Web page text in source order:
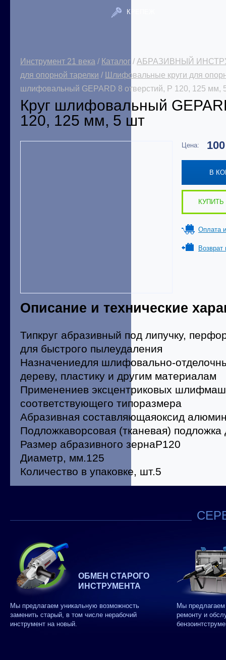
КРЕПЕЖ
Инструмент 21 века / Каталог / АБРАЗИВНЫЙ
для опорной тарелки / Шлифовальные круги для
шлифовальный GEPARD 8 отверстий, Р 120, 125 мм,
Круг шлифовальный
120, 125 мм, 5 шт
Цена:
В
КУПИТЬ
Оплата
Возврат
Описание и технические
Типкруг абразивный под липучку,
для быстрого пылеудаления
Назначениедля шлифовально-
дереву, пластику и другим материалам
Применениев эксцентриковых
соответствующего типоразмера
Абразивная составляющаяоксид
Подложкаворсовая (тканевая) подложка
Размер абразивного зернаP120
Диаметр, мм.125
Количество в упаковке, шт.5
ОБМЕН СТАРОГО
ИНСТРУМЕНТА
Мы предлагаем уникальную возможность
заменить старый, в том числе нерабочий
инструмент на новый.
Мы
ремонту и